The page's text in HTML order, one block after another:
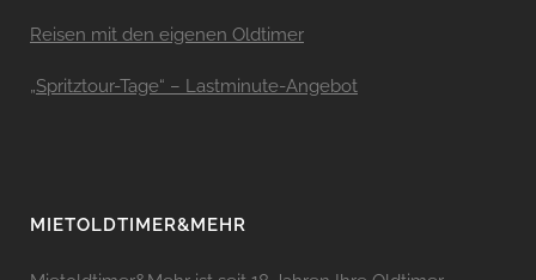
Reisen mit den eigenen Oldtimer
„Spritztour-Tage“ – Lastminute-Angebot
MIETOLDTIMER&MEHR